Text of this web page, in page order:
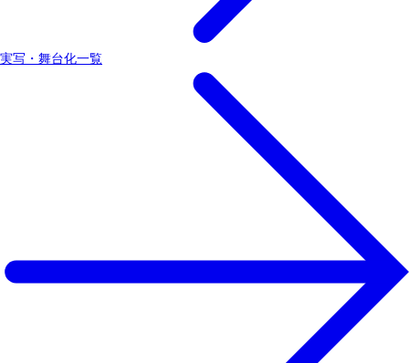
実写・舞台化一覧